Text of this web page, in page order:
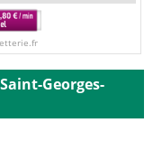
Georges-